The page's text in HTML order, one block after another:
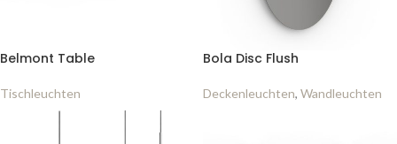
Belmont Table
Tischleuchten
Bola Disc Flush
Deckenleuchten, Wandleuchten